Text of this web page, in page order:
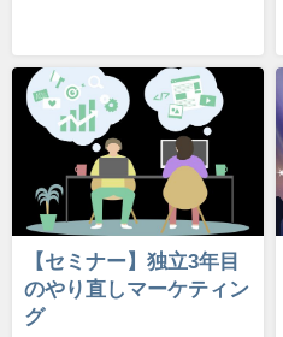
【セミナー】独立3年目
のやり直しマーケティン
グ